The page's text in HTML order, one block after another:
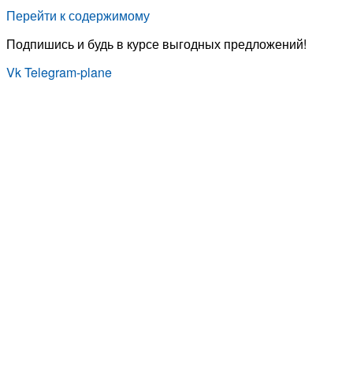
Перейти к содержимому
Подпишись и будь в курсе выгодных предложений!
VkTelegram-plane